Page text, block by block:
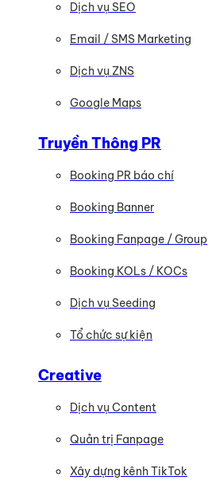
Dịch vụ SEO
Email / SMS Marketing
Dịch vụ ZNS
Google Maps
Truyền Thông PR
Booking PR báo chí
Booking Banner
Booking Fanpage / Group
Booking KOLs / KOCs
Dịch vụ Seeding
Tổ chức sự kiện
Creative
Dịch vụ Content
Quản trị Fanpage
Xây dựng kênh TikTok